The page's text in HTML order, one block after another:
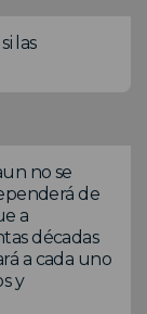
las
no se
de
a
décadas
a cada uno
y